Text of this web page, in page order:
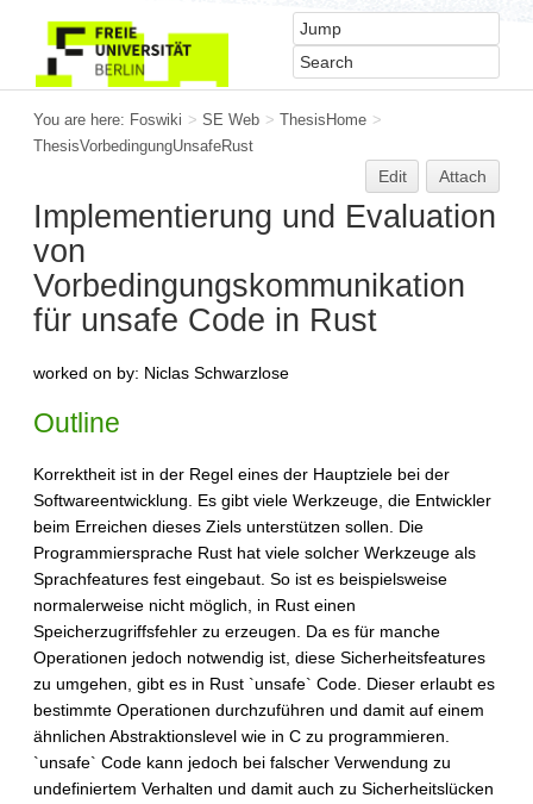
You are here: Foswiki > SE Web > ThesisHome >
ThesisVorbedingungUnsafeRust
Edit Attach
Implementierung und Evaluation
von
Vorbedingungskommunikation
für unsafe Code in Rust
worked on by: Niclas Schwarzlose
Outline
Korrektheit ist in der Regel eines der Hauptziele bei der
Softwareentwicklung. Es gibt viele Werkzeuge, die Entwickler
beim Erreichen dieses Ziels unterstützen sollen. Die
Programmiersprache Rust hat viele solcher Werkzeuge als
Sprachfeatures fest eingebaut. So ist es beispielsweise
normalerweise nicht möglich, in Rust einen
Speicherzugriffsfehler zu erzeugen. Da es für manche
Operationen jedoch notwendig ist, diese Sicherheitsfeatures
zu umgehen, gibt es in Rust `unsafe` Code. Dieser erlaubt es
bestimmte Operationen durchzuführen und damit auf einem
ähnlichen Abstraktionslevel wie in C zu programmieren.
`unsafe` Code kann jedoch bei falscher Verwendung zu
undefiniertem Verhalten und damit auch zu Sicherheitslücken